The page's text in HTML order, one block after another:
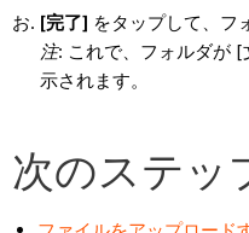
[完了] をタップして、フ
注: これで、フォルダが
示されます。
次のステッ